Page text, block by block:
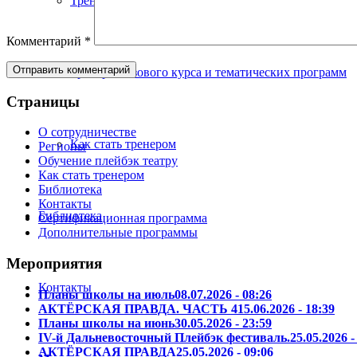
Тренеры базового курса и тематических программ
Как стать тренером
Библиотека
Контакты
Комментарий *
Страницы
О сотрудничестве
Регионы
Обучение плейбэк театру
Как стать тренером
Библиотека
Контакты
Сертификационная программа
Дополнительные программы
Мероприятия
Планы школы на июль08.07.2026 - 08:26
АКТЁРСКАЯ ПРАВДА. ЧАСТЬ 415.06.2026 - 18:39
Планы школы на июнь30.05.2026 - 23:59
IV-й Дальневосточный Плейбэк фестиваль.25.05.2026
АКТЁРСКАЯ ПРАВДА25.05.2026 - 09:06